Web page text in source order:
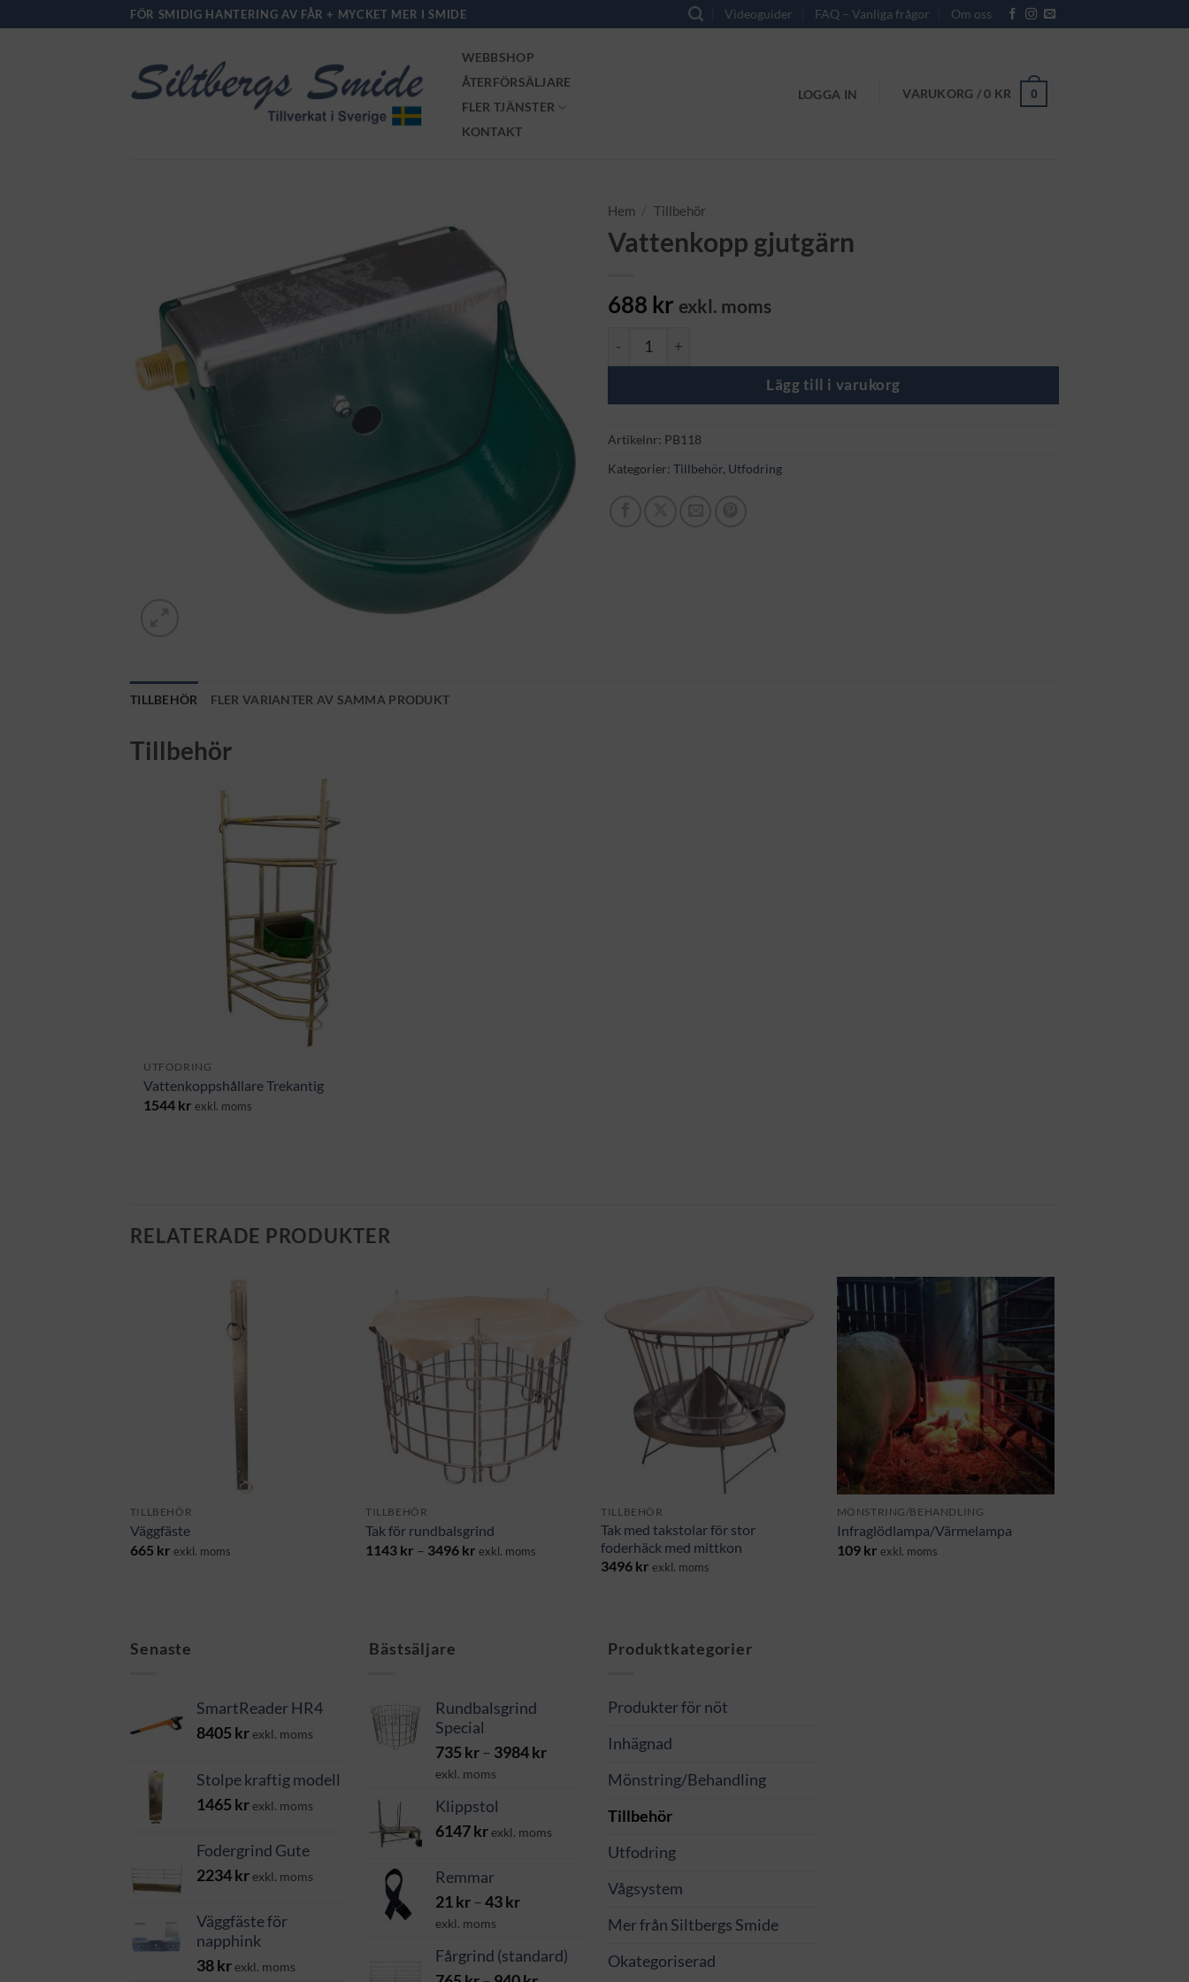
FÖR SMIDIG HANTERING AV FÅR + MYCKET MER I SMIDE Videoguider FAQ – Vanliga frågor Om oss
WEBBSHOP
ÅTERFÖRSÄLJARE
FLER TJÄNSTER
KONTAKT
LOGGA IN VARUKORG /0 KR 0
Hem Tillbehör
Vattenkopp gjutgärn
688 kr exkl. moms
Vattenkopp gjutgärn mängd
Lägg till i varukorg
Artikelnr: PB118
Kategorier: Tillbehör, Utfodring
TILLBEHÖR FLER VARIANTER AV SAMMA PRODUKT
Tillbehör
UTFODRING
Vattenkoppshållare Trekantig
1544 kr exkl. moms
RELATERADE PRODUKTER
TILLBEHÖR
Väggfäste
665 kr exkl. moms
TILLBEHÖR
Tak för rundbalsgrind
1143 kr – 3496 kr Prisintervall:
exkl. moms
TILLBEHÖR
Tak med takstolar för stor
foderhäck med mittkon
3496 kr exkl. moms
MÖNSTRING/BEHANDLING
Infraglödlampa/Värmelampa
109 kr exkl. moms
Senaste
SmartReader HR4
8405 krexkl. moms
Stolpe kraftig modell
1465 krexkl. moms
Fodergrind Gute
2234krexkl. moms
Väggfäste för
napphink
38krexkl. moms
Bästsäljare
Rundbalsgrind
Special
735 kr– 3984krPrisintervall:
exkl. moms
Klippstol
6147krexkl. moms
Remmar
21kr–43krPrisintervall:
43 kr
exkl. moms
Fårgrind (standard)
Produktkategorier
Produkter för nöt
Inhägnad
Mönstring/Behandling
Tillbehör
Utfodring
Vågsystem
Mer från Siltbergs Smide
Okategoriserad